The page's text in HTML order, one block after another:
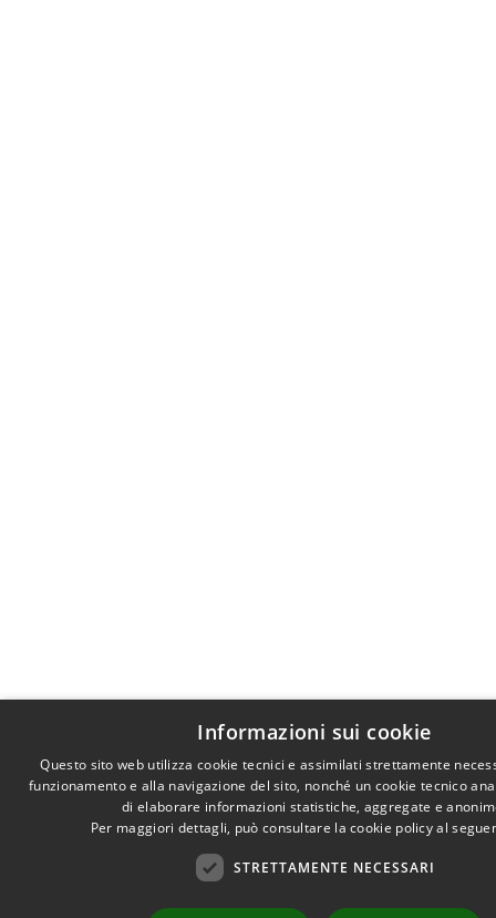
Informazioni sui cookie
Questo sito web utilizza cookie tecnici e assimilati strettamente
funzionamento e alla navigazione del sito, nonché un cookie tecnico
di elaborare informazioni statistiche, aggregate e
Per maggiori dettagli, può consultare la cookie policy al
STRETTAMENTE NECESSARI